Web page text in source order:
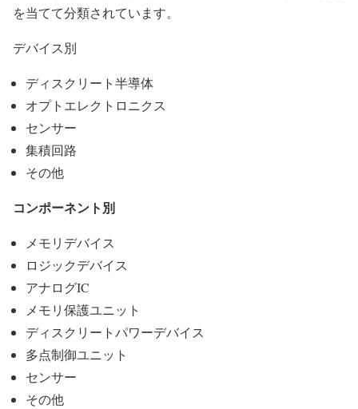
を当てて分類されています。
デバイス別
ディスクリート半導体
オプトエレクトロニクス
センサー
集積回路
その他
コンポーネント別
メモリデバイス
ロジックデバイス
アナログIC
メモリ保護ユニット
ディスクリートパワーデバイス
多点制御ユニット
センサー
その他